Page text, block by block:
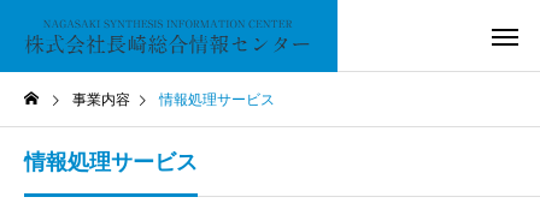
事業内容 情報処理サービス
情報処理サービス